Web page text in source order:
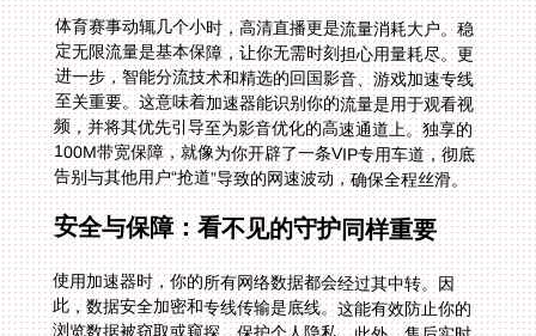
体育赛事动辄几个小时，高清直播更是流量消耗大户。稳
定无限流量是基本保障，让你无需时刻担心用量耗尽。更
进一步，智能分流技术和精选的回国影音、游戏加速专线
至关重要。这意味着加速器能识别你的流量是用于观看视
频，并将其优先引导至为影音优化的高速通道上。独享的
100M带宽保障，就像为你开辟了一条VIP专用车道，彻底
告别与其他用户“抢道”导致的网速波动，确保全程丝滑。
安全与保障：看不见的守护同样重要
使用加速器时，你的所有网络数据都会经过其中转。因
此，数据安全加密和专线传输是底线。这能有效防止你的
浏览数据被窃取或窥探，保护个人隐私。此外，售后实时
保障和专业的技术团队支持不可或缺。当你遇到连接问
题，尤其是在重要比赛开始前，能迅速找到人、快速解决